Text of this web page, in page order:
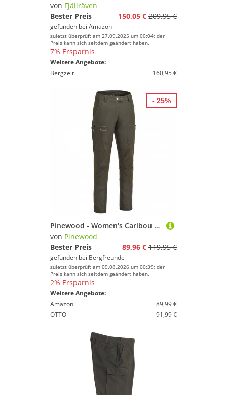
von Fjällräven
Bester Preis
150,05 € 209,95 €
gefunden bei Amazon
zuletzt überprüft am 27.09.2025 um 00:04; der
Preis kann sich seitdem geändert haben.
7% Ersparnis
Weitere Angebote:
Bergzeit
160,95 €
Pinewood - Women's Caribou TC Damen Hose - Trekkinghose Gr 38 - Regular braun
von Pinewood
Bester Preis
89,96 € 119,95 €
gefunden bei Bergfreunde
zuletzt überprüft am 09.08.2026 um 00:39; der
Preis kann sich seitdem geändert haben.
2% Ersparnis
Weitere Angebote:
Amazon
89,99 €
OTTO
91,99 €
- 25%